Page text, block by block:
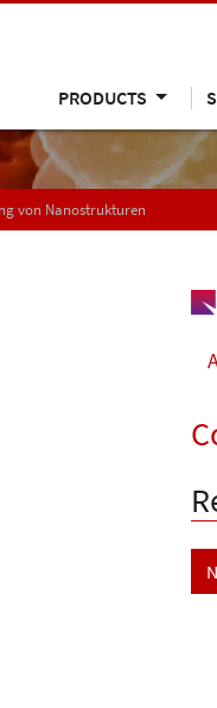
PRODUCTS
von Nanostrukturen